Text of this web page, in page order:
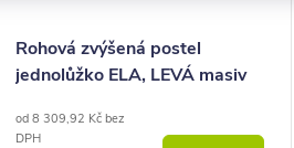
Rohová zvýšená postel
jednolůžko ELA, LEVÁ masiv
od 8 309,92 Kč bez
DPH